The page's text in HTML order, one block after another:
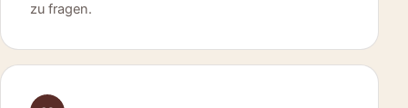
zu fragen.